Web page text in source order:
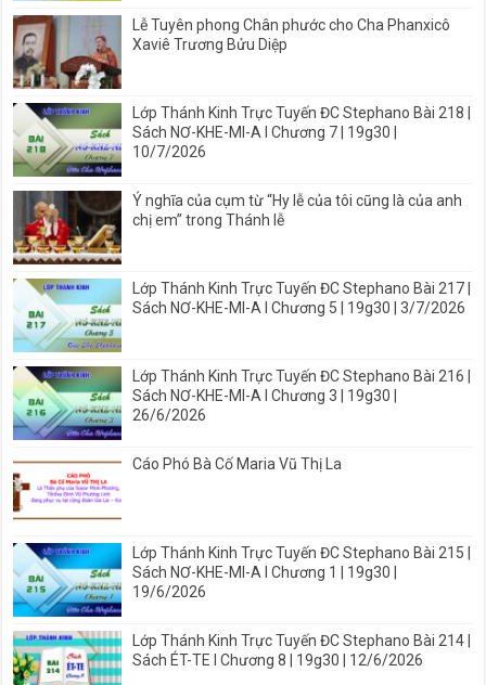
Lễ Tuyên phong Chân phước cho Cha Phanxicô
Xaviê Trương Bửu Diệp
Lớp Thánh Kinh Trực Tuyến ĐC Stephano Bài 218 |
Sách NƠ-KHE-MI-A I Chương 7 | 19g30 |
10/7/2026
Ý nghĩa của cụm từ “Hy lễ của tôi cũng là của anh
chị em” trong Thánh lễ
Lớp Thánh Kinh Trực Tuyến ĐC Stephano Bài 217 |
Sách NƠ-KHE-MI-A I Chương 5 | 19g30 | 3/7/2026
Lớp Thánh Kinh Trực Tuyến ĐC Stephano Bài 216 |
Sách NƠ-KHE-MI-A I Chương 3 | 19g30 |
26/6/2026
Cáo Phó Bà Cố Maria Vũ Thị La
Lớp Thánh Kinh Trực Tuyến ĐC Stephano Bài 215 |
Sách NƠ-KHE-MI-A I Chương 1 | 19g30 |
19/6/2026
Lớp Thánh Kinh Trực Tuyến ĐC Stephano Bài 214 |
Sách ÉT-TE I Chương 8 | 19g30 | 12/6/2026